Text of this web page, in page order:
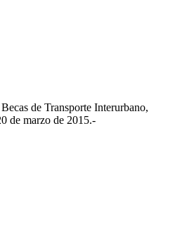
de Transporte Interurbano,
de marzo de 2015.-